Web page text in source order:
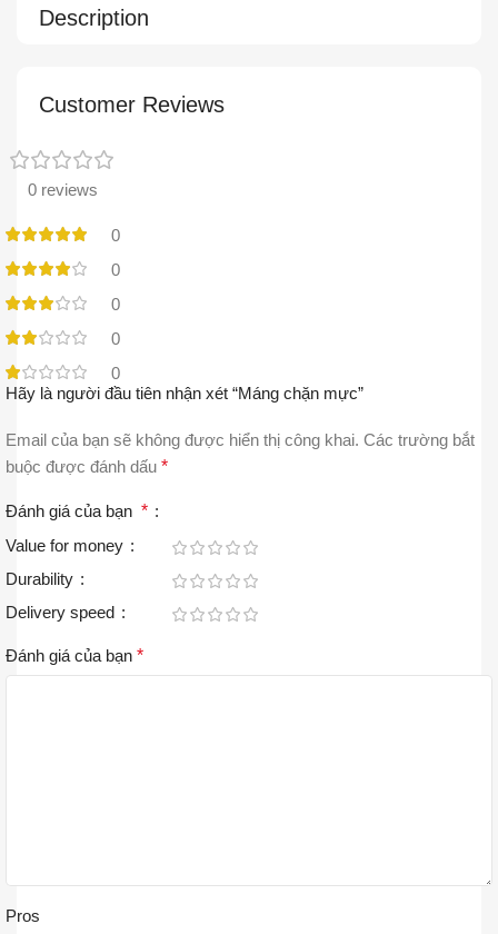
Description
Customer Reviews
0 reviews
0
0
0
0
0
Hãy là người đầu tiên nhận xét “Máng chặn mực”
Email của bạn sẽ không được hiển thị công khai. Các trường bắt
buộc được đánh dấu *
Đánh giá của bạn *
Value for money
Durability
Delivery speed
Đánh giá của bạn *
Pros